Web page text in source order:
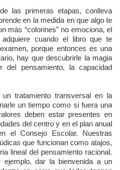
las primeras etapas, conlleva
en la medida en que algo te
más “colorines” no emociona, el
cuando el libro que te
porque entonces es una
hay que descubrirle la magia
del pensamiento, la capacidad
tratamiento transversal en la
un tiempo como si fuera una
deben estar presentes en
del centro y en el plan anual
el Consejo Escolar. Nuestras
que funcionan como atajos,
lineal del pensamiento racional.
dar la bienvenida a un